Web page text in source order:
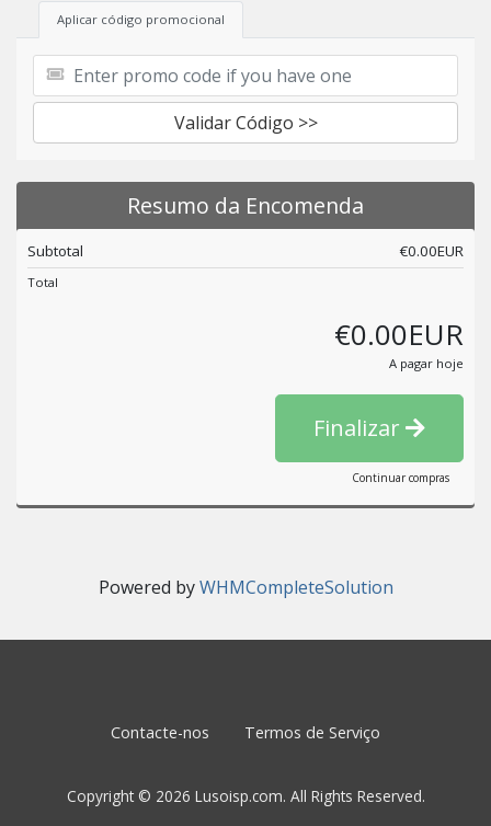
Aplicar código promocional
Validar Código >>
Resumo da Encomenda
Subtotal €0.00EUR
Total
€0.00EUR
A pagar hoje
Finalizar
Continuar compras
Powered byWHMCompleteSolution
Contacte-nos Termos de Serviço
Copyright © 2026 Lusoisp.com. All Rights Reserved.